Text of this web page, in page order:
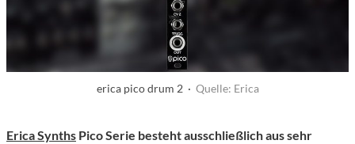
erica pico drum 2 · Quelle: Erica
Erica Synths Pico Serie besteht ausschließlich aus sehr